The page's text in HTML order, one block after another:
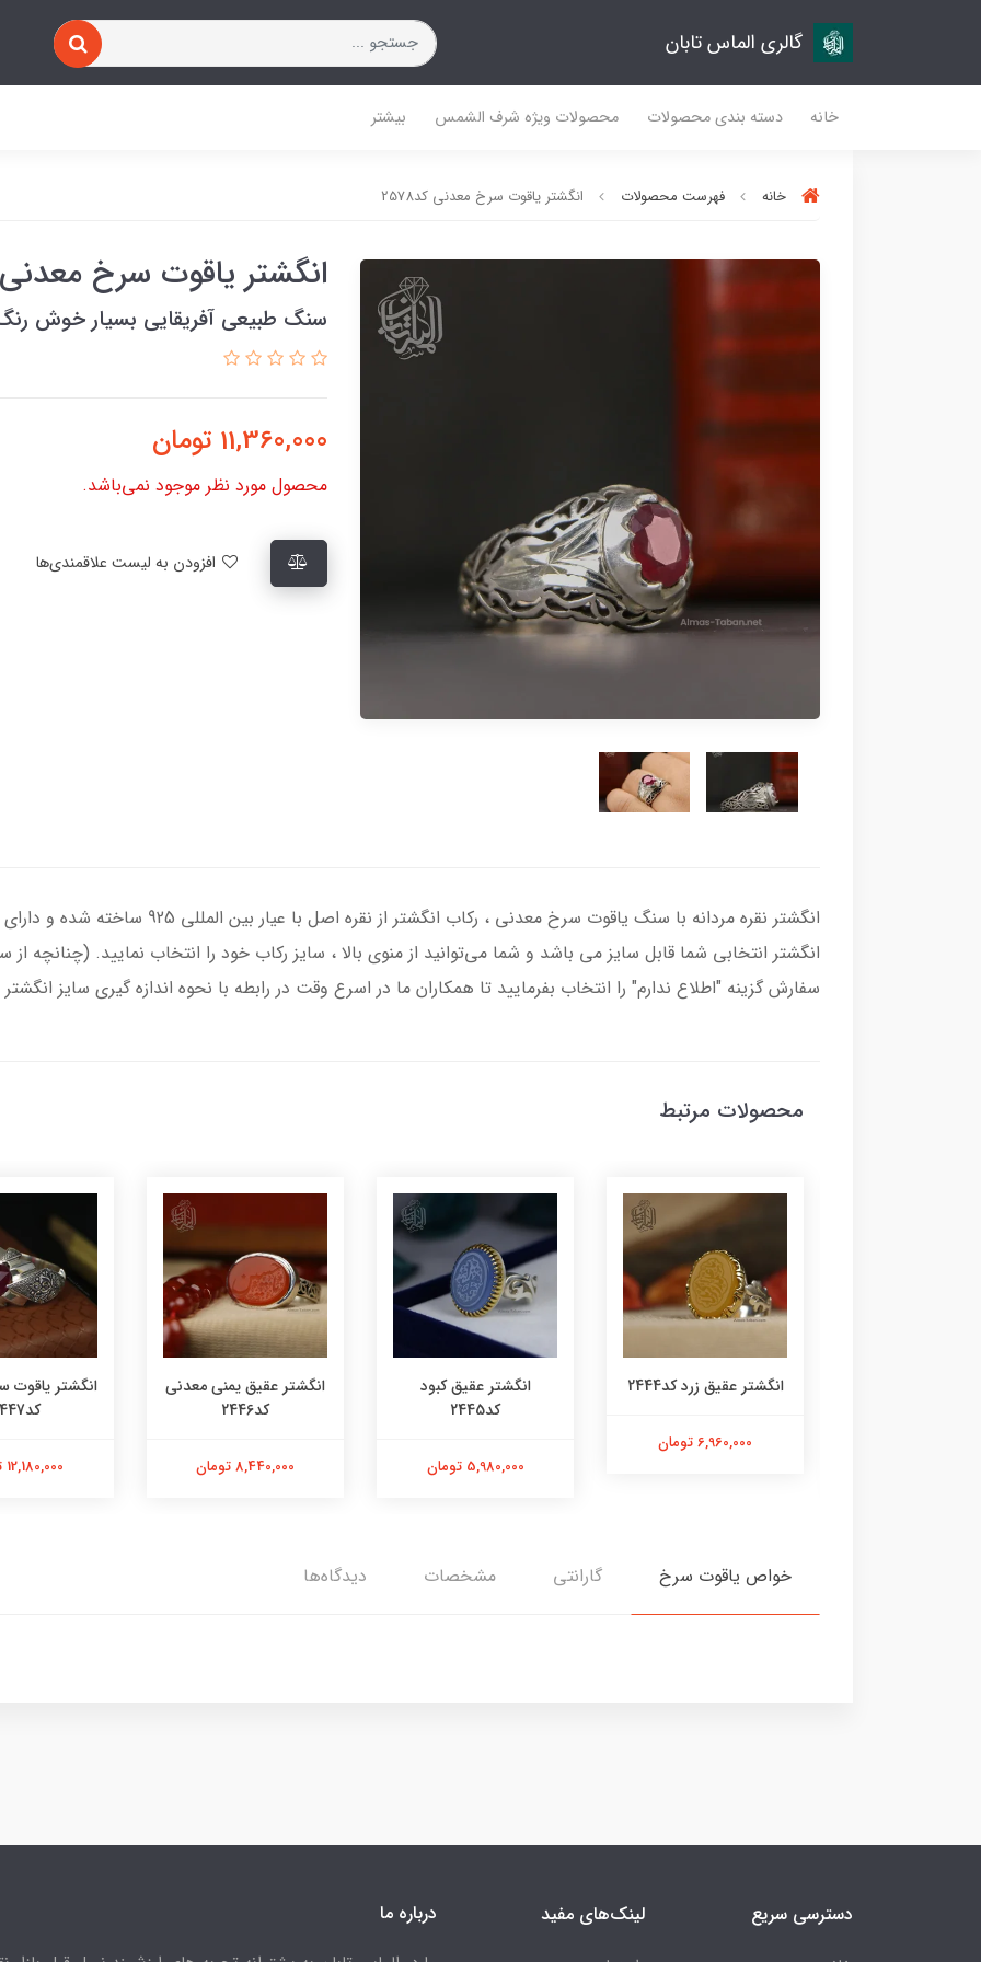
گالری الماس تابان
خانه دسته بندی محصولات محصولات ویژه شرف الشمس بیشتر
خانه فهرست محصولات انگشتر یاقوت سرخ معدنی کد2578
انگشتر یاقوت سرخ معدنی
سنگ طبیعی آفریقایی بسیار خوش
11,360,000 تومان
محصول مورد نظر موجود نمی‌باشد.
انگشتر نقره مردانه با سنگ یاقوت سرخ معدنی
انگشتر انتخابی شما قابل سایز می‌ باشد و شما می‌توانید از منوی بالا ، سایز رکاب خود را انتخاب نمایید. (چنانچه
سفارش گزینه "اطلاع ندارم" را انتخاب بفرمایید تا همکاران ما در اسرع وقت در رابطه با نحوه اندازه گیری سایز
محصولات مرتبط
انگشتر عقیق زرد کد2444
6,960,000 تومان
انگشتر عقیق کبود
کد2445
5,980,000 تومان
انگشتر عقیق یمنی معدنی
کد2446
8,440,000 تومان
انگشتر
کد2447
12,180,000 تومان
خواص یاقوت سرخ گارانتی مشخصات دیدگاه‌ها
دسترسی سریع لینک‌های مفید درباره ما